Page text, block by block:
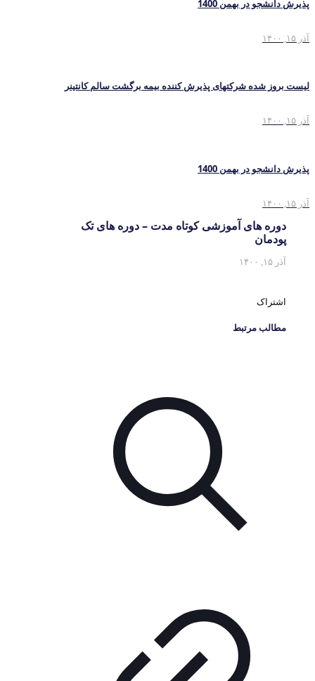
پذیرش دانشجو در بهمن 1400
آذر ۱۵, ۱۴۰۰
لیست بروز شده شرکتهای پذیرش کننده بیمه برگشت سالم کانتینر
آذر ۱۵, ۱۴۰۰
پذیرش دانشجو در بهمن 1400
آذر ۱۵, ۱۴۰۰
دوره های آموزشی کوتاه مدت – دوره های تک
پودمان
آذر ۱۵, ۱۴۰۰
اشتراک
مطالب مرتبط